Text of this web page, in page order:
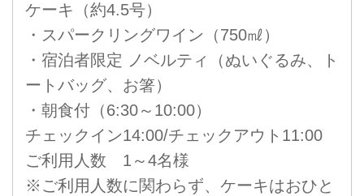
ケーキ（約4.5号）
・スパークリングワイン（750㎖）
・宿泊者限定 ノベルティ（ぬいぐるみ、ト
ートバッグ、お箸）
・朝食付（6:30～10:00）
チェックイン14:00/チェックアウト11:00
ご利用人数 1～4名様
※ご利用人数に関わらず、ケーキはおひと